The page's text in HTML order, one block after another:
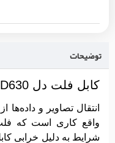
توضیحات
کابل فلت دل D630
واقع کاری است که
شرایط به دلیل خرابی